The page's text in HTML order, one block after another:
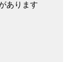
あります